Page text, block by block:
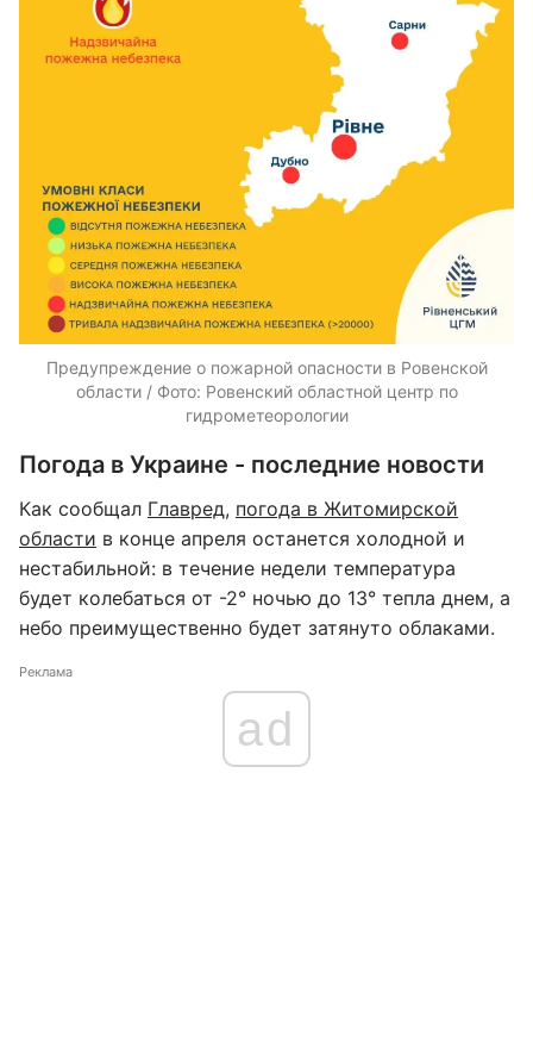
Предупреждение о пожарной опасности в Ровенской
области / Фото: Ровенский областной центр по
гидрометеорологии
Погода в Украине - последние новости
Как сообщал Главред, погода в Житомирской
области в конце апреля останется холодной и
нестабильной: в течение недели температура
будет колебаться от -2° ночью до 13° тепла днем, а
небо преимущественно будет затянуто облаками.
Реклама
ad